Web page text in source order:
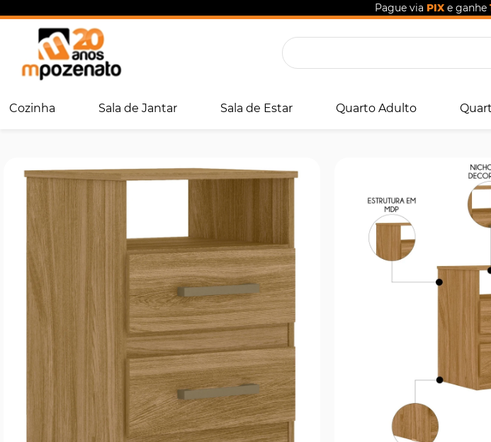
Pague via PIXe ganhe
Cozinha Sala de Jantar Sala de Estar Quarto Adulto